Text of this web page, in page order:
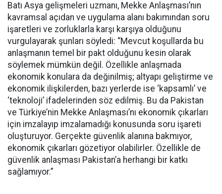
Batı Asya gelişmeleri uzmanı, Mekke Anlaşması’nın
kavramsal açıdan ve uygulama alanı bakımından soru
işaretleri ve zorluklarla karşı karşıya olduğunu
vurgulayarak şunları söyledi: “Mevcut koşullarda bu
anlaşmanın temel bir pakt olduğunu kesin olarak
söylemek mümkün değil. Özellikle anlaşmada
ekonomik konulara da değinilmiş; altyapı geliştirme ve
ekonomik ilişkilerden, bazı yerlerde ise ‘kapsamlı’ ve
‘teknoloji’ ifadelerinden söz edilmiş. Bu da Pakistan
ve Türkiye’nin Mekke Anlaşması’nı ekonomik çıkarları
için imzalayıp imzalamadığı konusunda soru işareti
oluşturuyor. Gerçekte güvenlik alanına bakmıyor,
ekonomik çıkarları gözetiyor olabilirler. Özellikle de
güvenlik anlaşması Pakistan’a herhangi bir katkı
sağlamıyor.”